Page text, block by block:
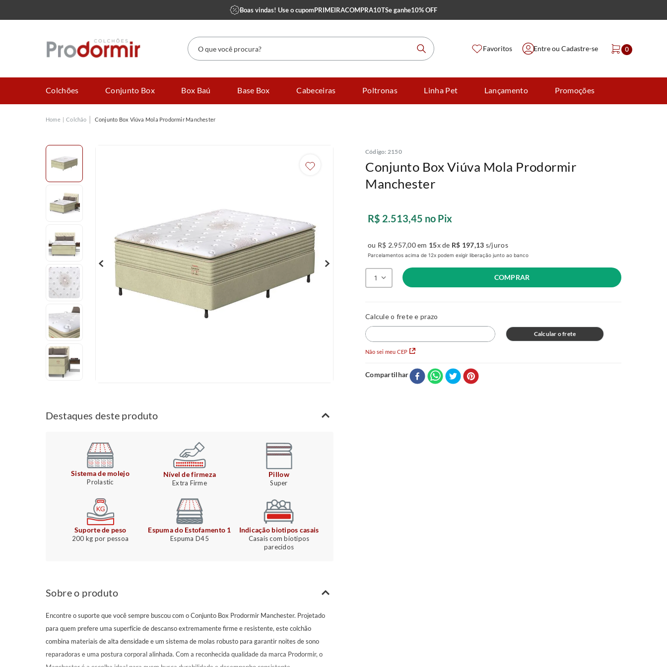
Boas vindas! Use o cupomPRIMEIRACOMPRA10TSe ganhe10% OFF
O que você procura?
Favoritos Entre ou Cadastre-se 0
Colchões Conjunto Box Box Baú Base Box Cabeceiras Poltronas Linha Pet Lançamento Promoções
Colchão Conjunto Box Viúva Mola Prodormir Manchester
Destaques deste produto
Sistema de molejo
Prolastic
Nível de firmeza
Extra Firme
Pillow
Super
Suporte de peso
200 kg por pessoa
Espuma do Estofamento 1
Espuma D45
Indicação biotipos casais
Casais com biotipos
parecidos
Sobre o produto
Encontre o suporte que você sempre buscou com o Conjunto Box Prodormir Manchester. Projetado
para quem prefere uma superfície de descanso extremamente firme e resistente, este colchão
combina materiais de alta densidade e um sistema de molas robusto para garantir noites de sono
reparadoras e uma postura corporal alinhada. Com a reconhecida qualidade da marca Prodormir, o
Código: 2150
Conjunto Box Viúva Mola Prodormir
Manchester
R$ 2.513,45 no Pix
ou R$ 2.957,00em 15x de R$ 197,13 s/juros
Parcelamentos acima de 12x podem exigir liberação junto ao banco
1 COMPRAR
Não sei meu CEP
Calcular o frete
Compartilhar